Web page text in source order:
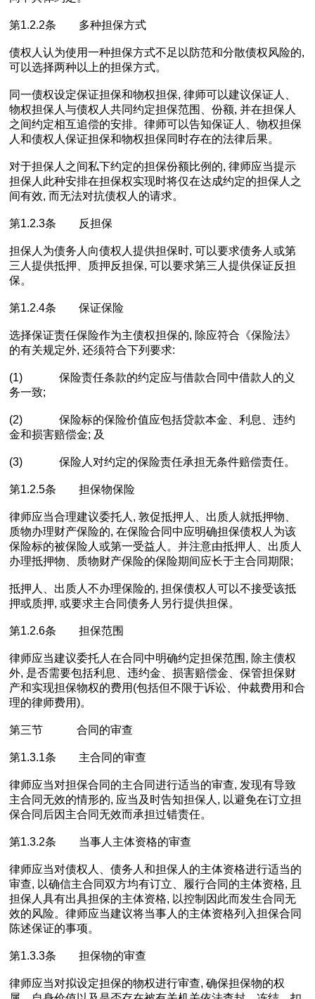
第1.2.2条 多种担保方式
债权人认为使用一种担保方式不足以防范和分散债权风险的,
可以选择两种以上的担保方式。
同一债权设定保证担保和物权担保, 律师可以建议保证人、
物权担保人与债权人共同约定担保范围、份额, 并在担保人
之间约定相互追偿的安排。律师可以告知保证人、物权担保
人和债权人保证担保和物权担保同时存在的法律后果。
对于担保人之间私下约定的担保份额比例的, 律师应当提示
担保人此种安排在担保权实现时将仅在达成约定的担保人之
间有效, 而无法对抗债权人的请求。
第1.2.3条 反担保
担保人为债务人向债权人提供担保时, 可以要求债务人或第
三人提供抵押、质押反担保, 可以要求第三人提供保证反担
保。
第1.2.4条 保证保险
选择保证责任保险作为主债权担保的, 除应符合《保险法》
的有关规定外, 还须符合下列要求:
(1) 保险责任条款的约定应与借款合同中借款人的义
务一致;
(2) 保险标的保险价值应包括贷款本金、利息、违约
金和损害赔偿金; 及
(3) 保险人对约定的保险责任承担无条件赔偿责任。
第1.2.5条 担保物保险
律师应当合理建议委托人, 敦促抵押人、出质人就抵押物、
质物办理财产保险的, 在保险合同中应明确担保债权人为该
保险标的被保险人或第一受益人。并注意由抵押人、出质人
办理抵押物、质物财产保险的保险期间应长于主合同期限;
抵押人、出质人不办理保险的, 担保债权人可以不接受该抵
押或质押, 或要求主合同债务人另行提供担保。
第1.2.6条 担保范围
律师应当建议委托人在合同中明确约定担保范围, 除主债权
外, 是否需要包括利息、违约金、损害赔偿金、保管担保财
产和实现担保物权的费用(包括但不限于诉讼、仲裁费用和合
理的律师费用)。
第三节 合同的审查
第1.3.1条 主合同的审查
律师应当对担保合同的主合同进行适当的审查, 发现有导致
主合同无效的情形的, 应当及时告知担保人, 以避免在订立担
保合同后因主合同无效而承担过错责任。
第1.3.2条 当事人主体资格的审查
律师应当对债权人、债务人和担保人的主体资格进行适当的
审查, 以确信主合同双方均有订立、履行合同的主体资格, 且
担保人具有出具担保的主体资格, 以控制因此而发生合同无
效的风险。律师应当建议将当事人的主体资格列入担保合同
陈述保证的事项。
第1.3.3条 担保物的审查
律师应当对拟设定担保的物权进行审查, 确保担保物的权